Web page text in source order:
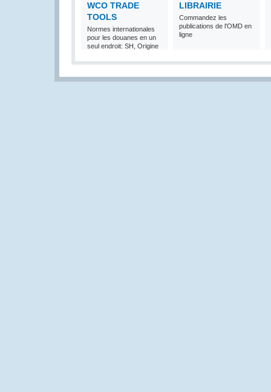
WCO TRADE
TOOLS
Normes internationales
pour les douanes en un
seul endroit: SH, Origine
LIBRAIRIE
Commandez les
publications de l'OMD en
ligne